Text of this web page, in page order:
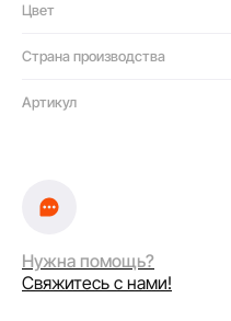
Цвет
Страна производства
Артикул
Нужна помощь?
Свяжитесь с нами!